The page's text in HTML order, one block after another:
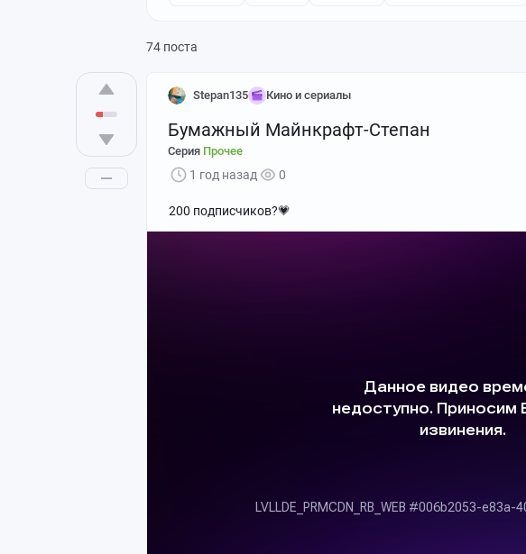
74 поста
Stepan135 Кино и сериалы
Бумажный Майнкрафт-Степан
Серия Прочее
1 год назад 0
200 подписчиков?💗